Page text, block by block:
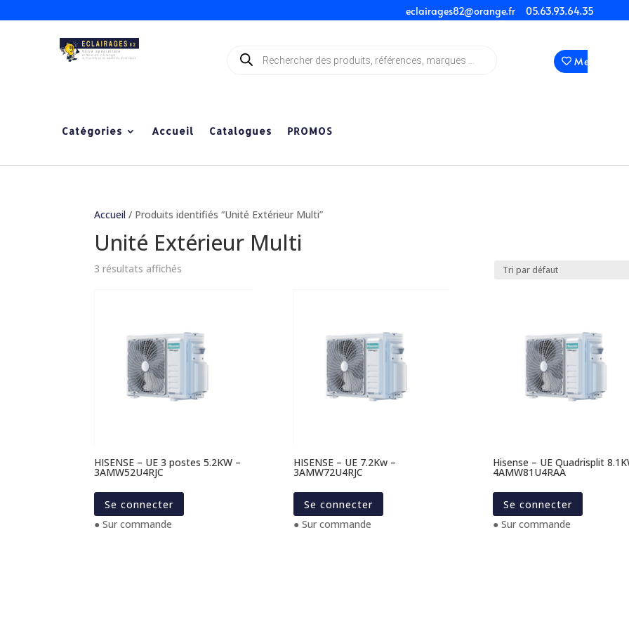
eclairages82@orange.fr 05.63.93.64.35
produits
Mes
Catégories Accueil Catalogues PROMOS
Accueil / Produits identifiés “Unité Extérieur Multi”
Unité Extérieur Multi
3 résultats affichés
HISENSE – UE 3 postes 5.2KW –
3AMW52U4RJC
Se connecter
● Sur commande
HISENSE – UE 7.2Kw –
3AMW72U4RJC
Se connecter
● Sur commande
Hisense – UE Quadrisplit
4AMW81U4RAA
Se connecter
● Sur commande